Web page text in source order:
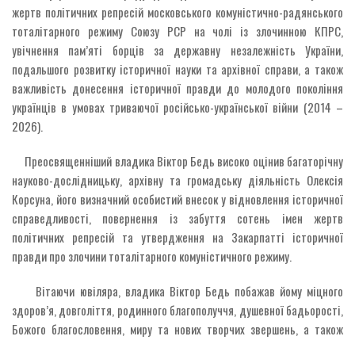
жертв політичних репресій московського комуністично-радянського
тоталітарного режиму Союзу РСР на чолі із злочинною КПРС,
увічнення пам’яті борців за державну незалежність України,
подальшого розвитку історичної науки та архівної справи, а також
важливість донесення історичної правди до молодого покоління
українців в умовах триваючої російсько-української війни (2014 –
2026).
Преосвященніший владика Віктор Бедь високо оцінив багаторічну
науково-дослідницьку, архівну та громадську діяльність Олексія
Корсуна, його визначний особистий внесок у відновлення історичної
справедливості, повернення із забуття сотень імен жертв
політичних репресій та утвердження на Закарпатті історичної
правди про злочини тоталітарного комуністичного режиму.
Вітаючи ювіляра, владика Віктор Бедь побажав йому міцного
здоров’я, довголіття, родинного благополуччя, душевної бадьорості,
Божого благословення, миру та нових творчих звершень, а також